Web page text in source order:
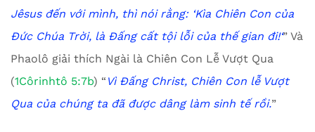
Jêsus đến với mình, thì nói rằng: ‘Kìa Chiên Con của
Đức Chúa Trời, là Đấng cất tội lỗi của thế gian đi!‘” Và
Phaolô giải thích Ngài là Chiên Con Lễ Vượt Qua
(1Côrinhtô 5:7b) “ Vì Đấng Christ, Chiên Con lễ Vượt
Qua của chúng ta đã được dâng làm sinh tế rồi.”